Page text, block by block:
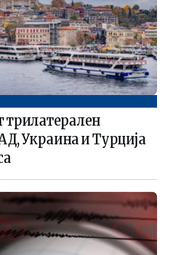
трилатерален
Украина и Турција